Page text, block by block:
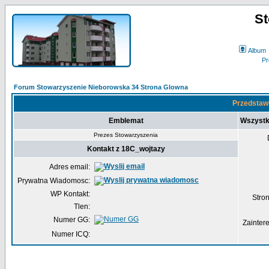
Album
Forum Stowarzyszenie Nieborowska 34 Strona Glowna
Emblemat
Prezes Stowarzyszenia
Kontakt z 18C_wojtazy
Adres email:
Prywatna Wiadomosc:
WP Kontakt:
Tlen:
Numer GG:
Numer ICQ: